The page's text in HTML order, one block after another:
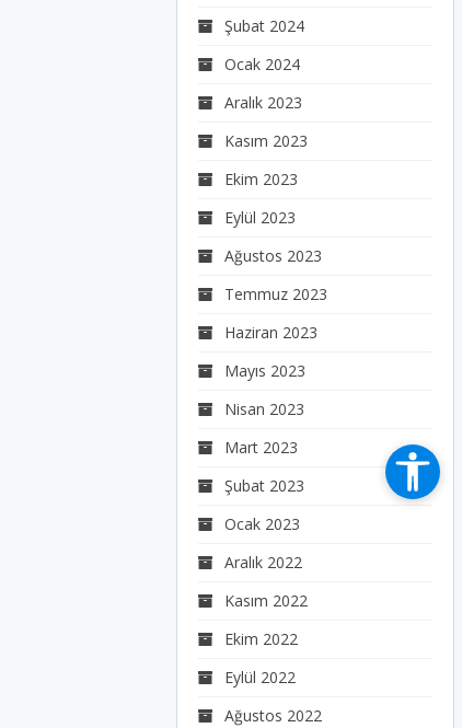
Şubat 2024
Ocak 2024
Aralık 2023
Kasım 2023
Ekim 2023
Eylül 2023
Ağustos 2023
Temmuz 2023
Haziran 2023
Mayıs 2023
Nisan 2023
Mart 2023
Şubat 2023
Ocak 2023
Aralık 2022
Kasım 2022
Ekim 2022
Eylül 2022
Ağustos 2022